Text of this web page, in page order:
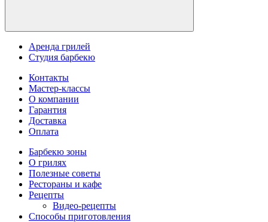
Аренда грилей
Студия барбекю
Контакты
Мастер-классы
О компании
Гарантия
Доставка
Оплата
Барбекю зоны
О грилях
Полезные советы
Рестораны и кафе
Рецепты
Видео-рецепты
Способы приготовления